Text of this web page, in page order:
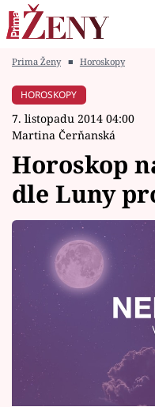
Módní alarm
Témata
Celebrity
Vztahy
Seriály
Sledujte prima+
Prima Ženy ■ Horoskopy
HOROSKOPY
7. listopadu 2014 04:00
Martina Čerňanská
Horoskop
dle Luny